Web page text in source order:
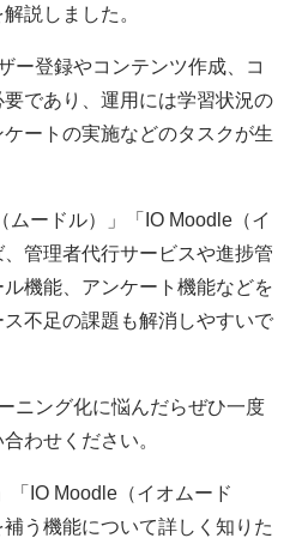
説しました。
ー登録やコンテンツ作成、コ
であり、運用には学習状況の
ートの実施などのタスクが生
ムードル）」「IO Moodle（イ
管理者代行サービスや進捗管
機能、アンケート機能などを
不足の課題も解消しやすいで
ニング化に悩んだらぜひ一度
わせください。
「IO Moodle（イオムード
う機能について詳しく知りた